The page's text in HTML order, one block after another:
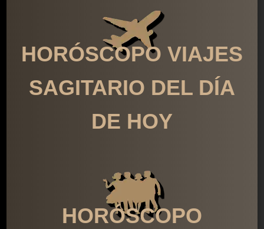
HORÓSCOPO VIAJES
SAGITARIO DEL DÍA
DE HOY
HORÓSCOPO